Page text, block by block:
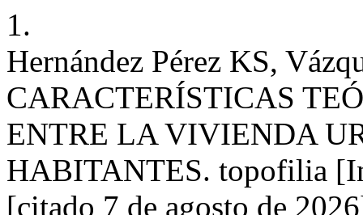
1.
Hernández Pérez KS,
CARACTERÍSTICAS
ENTRE LA VIVIENDA
HABITANTES. topofilia
[citado 7 de agosto de